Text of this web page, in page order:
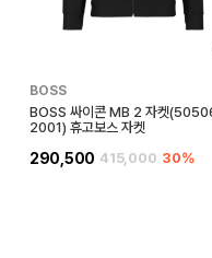
BOSS
BOSS 싸이콘 MB 2 자켓
2001) 휴고보스 자켓
290,500 415,000 30%